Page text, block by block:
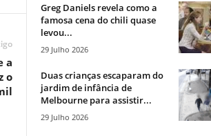
a
o
Greg Daniels revela como a
famosa cena do chili quase
levou...
29 Julho 2026
Duas crianças escaparam do
jardim de infância de
Melbourne para assistir...
29 Julho 2026